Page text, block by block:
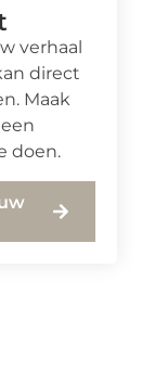
verhaal
direct
Maak
doen.